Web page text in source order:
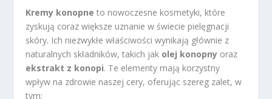
Kremy konopne to nowoczesne kosmetyki, które
zyskują coraz większe uznanie w świecie pielęgnacji
skóry. Ich niezwykłe właściwości wynikają głównie z
naturalnych składników, takich jak olej konopny oraz
ekstrakt z konopi. Te elementy mają korzystny
wpływ na zdrowie naszej cery, oferując szereg zalet, w
tym: